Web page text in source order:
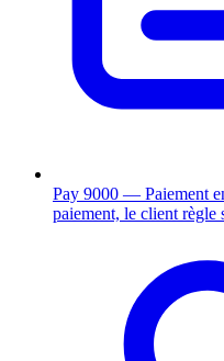
Pay 9000 — Paiement
paiement, le client règle